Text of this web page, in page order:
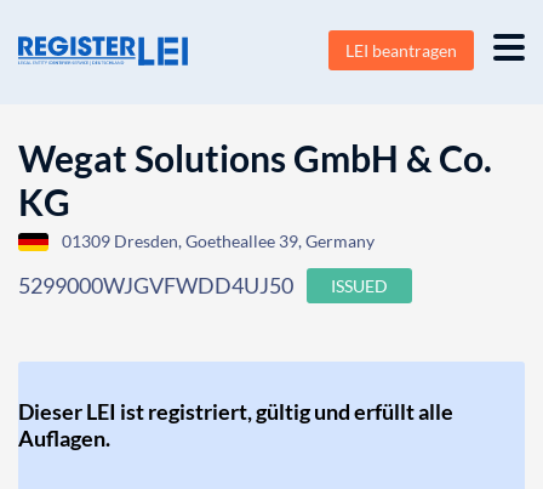
LEI beantragen
Wegat Solutions GmbH & Co.
KG
01309 Dresden, Goetheallee 39, Germany
5299000WJGVFWDD4UJ50 ISSUED
Dieser LEI ist registriert, gültig und erfüllt alle
Auflagen.